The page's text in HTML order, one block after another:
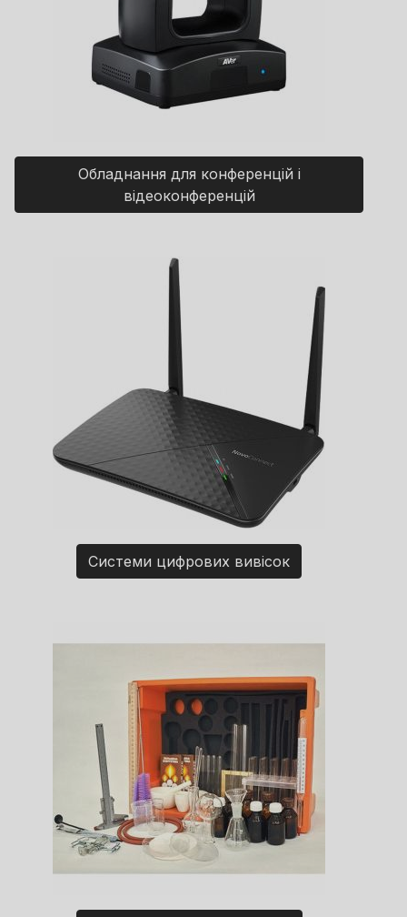
Обладнання для конференцій і
відеоконференцій
Системи цифрових вивісок